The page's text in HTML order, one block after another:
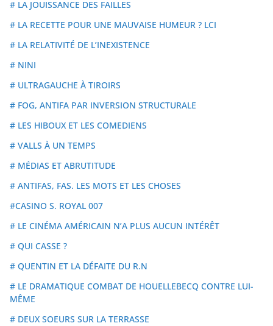
# LA JOUISSANCE DES FAILLES
# LA RECETTE POUR UNE MAUVAISE HUMEUR ? LCI
# LA RELATIVITÉ DE L’INEXISTENCE
# NINI
# ULTRAGAUCHE À TIROIRS
# FOG, ANTIFA PAR INVERSION STRUCTURALE
# LES HIBOUX ET LES COMEDIENS
# VALLS À UN TEMPS
# MÉDIAS ET ABRUTITUDE
# ANTIFAS, FAS. LES MOTS ET LES CHOSES
#CASINO S. ROYAL 007
# LE CINÉMA AMÉRICAIN N’A PLUS AUCUN INTÉRÊT
# QUI CASSE ?
# QUENTIN ET LA DÉFAITE DU R.N
# LE DRAMATIQUE COMBAT DE HOUELLEBECQ CONTRE LUI-
MÊME
# DEUX SOEURS SUR LA TERRASSE